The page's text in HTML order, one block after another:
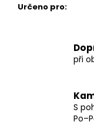
Určeno pro:
při
S